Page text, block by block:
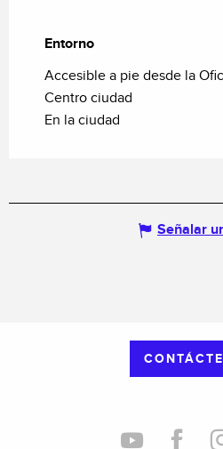
Entorno
Entorno
Accesible a pie desde la
Centro ciudad
En la ciudad
Señalar